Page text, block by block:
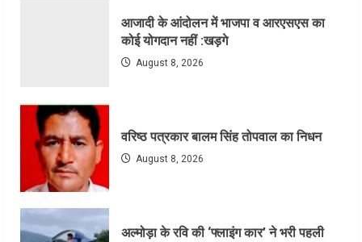
आजादी के आंदोलन में भाजपा व आरएसएस का
कोई योगदान नहीं :खड़गे
August 8, 2026
वरिष्ठ पत्रकार बालम सिंह तोपवाल का निधन
August 8, 2026
अल्मोड़ा के रवि की ‘फ्लाइंग कार’ ने भरी पहली